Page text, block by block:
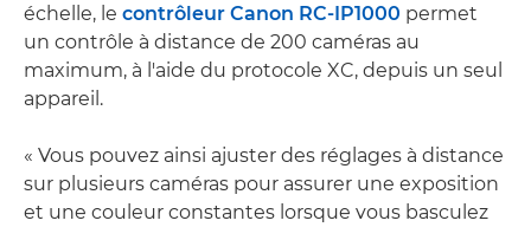
échelle, le contrôleur Canon RC-IP1000 permet
un contrôle à distance de 200 caméras au
maximum, à l'aide du protocole XC, depuis un seul
appareil.
« Vous pouvez ainsi ajuster des réglages à distance
sur plusieurs caméras pour assurer une exposition
et une couleur constantes lorsque vous basculez